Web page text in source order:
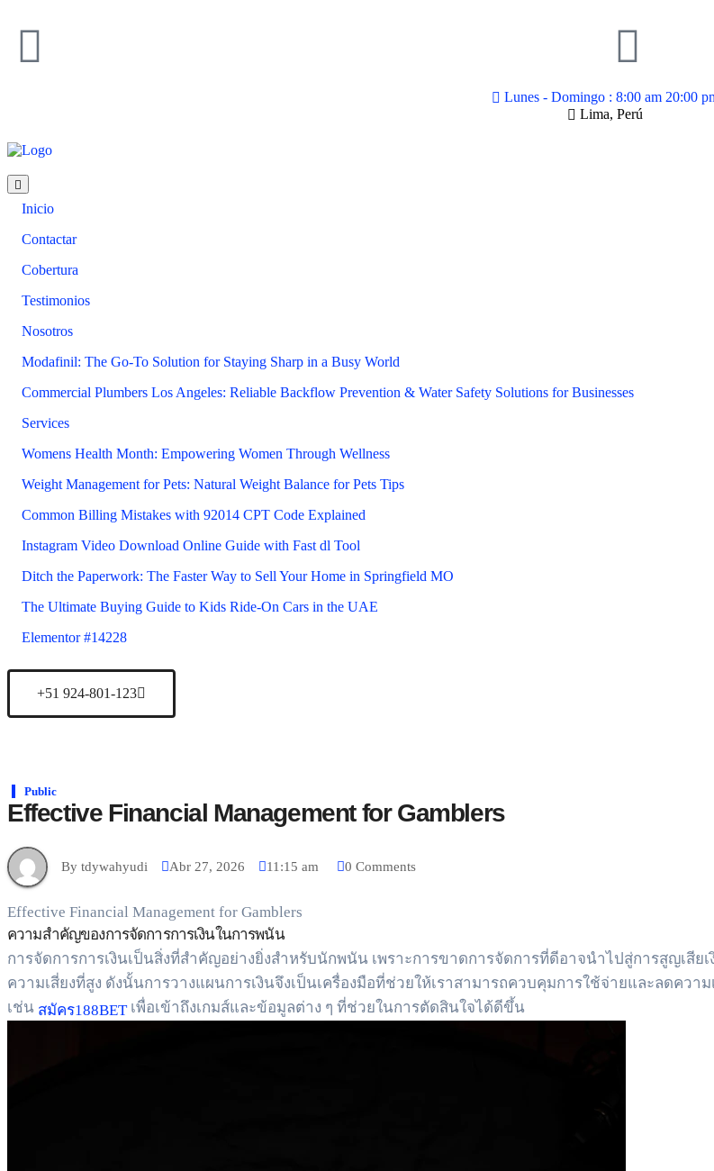
Lunes - Domingo : 8:00 am 20:00
Lima, Perú
Inicio
Contactar
Cobertura
Testimonios
Nosotros
Modafinil: The Go-To Solution for Staying Sharp in a Busy World
Commercial Plumbers Los Angeles: Reliable Backflow Prevention & Water Safety Solutions for Businesses
Services
Womens Health Month: Empowering Women Through Wellness
Weight Management for Pets: Natural Weight Balance for Pets Tips
Common Billing Mistakes with 92014 CPT Code Explained
Instagram Video Download Online Guide with Fast dl Tool
Ditch the Paperwork: The Faster Way to Sell Your Home in Springfield MO
The Ultimate Buying Guide to Kids Ride-On Cars in the UAE
Elementor #14228
+51 924-801-123
Public
Effective Financial Management for Gamblers
By tdywahyudi Abr 27, 2026 11:15 am 0 Comments
Effective Financial Management for Gamblers
ความสำคัญของการจัดการการเงินในการพนัน
การจัดการการเงินเป็นสิ่งที่สำคัญอย่างยิ่งสำหรับนักพนัน เพราะการขาดการจัดการที่ดีอาจนำไปสู่การสูญเสี
ความเสี่ยงที่สูง ดังนั้นการวางแผนการเงินจึงเป็นเครื่องมือที่ช่วยให้เราสามารถควบคุมการใช้จ่ายและลดค
เช่น สมัคร188BETเพื่อเข้าถึงเกมส์และข้อมูลต่าง ๆ ที่ช่วยในการตัดสินใจได้ดีขึ้น